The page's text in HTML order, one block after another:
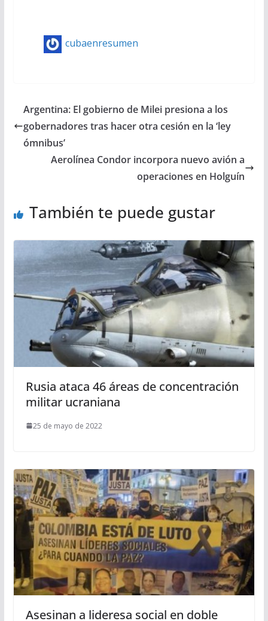
cubaenresumen
Argentina: El gobierno de Milei presiona a los
gobernadores tras hacer otra cesión en la ‘ley
ómnibus’
Aerolínea Condor incorpora nuevo avión a
operaciones en Holguín
También te puede gustar
Rusia ataca 46 áreas de concentración
militar ucraniana
25 de mayo de 2022
Asesinan a lideresa social en doble